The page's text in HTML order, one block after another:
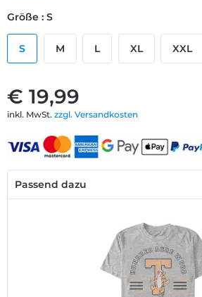
€ 19,99
inkl. MwSt. zzgl. Versandkosten
Größe : S
S M L XL XXL
Passend dazu